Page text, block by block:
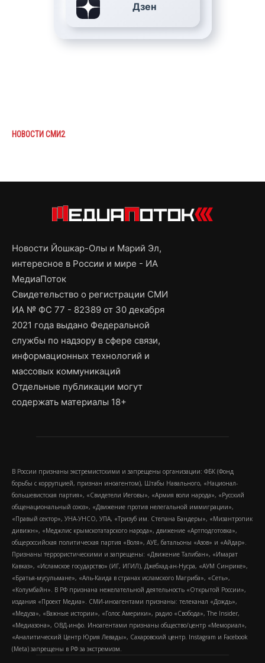
Дзен
НОВОСТИ СМИ2
Новости Йошкар-Олы и Марий Эл,
интересное в России и мире - ИА
МедиаПоток
Свидетельство о регистрации СМИ
ИА № ФС 77 - 82389 от 30 декабря
2021 года выдано Федеральной
службы по надзору в сфере связи,
информационных технологий и
массовых коммуникаций
Отдельные публикации могут
содержать материалы 18+
В России признаны экстремистскими и запрещены организации: ФБК (Фонд
борьбы с коррупцией, признан иноагентом), Штабы Навального, «Национал-
большевистская партия», «Свидетели Иеговы», «Армия воли народа», «Русский
общенациональный союз», «Движение против нелегальной иммиграции»,
«Правый сектор», УНА-УНСО, УПА, «Тризуб им. Степана Бандеры», «Мизантропик
дивижн», «Меджлис крымскотатарского народа», движение «Артподготовка»,
общероссийская политическая партия «Воля», АУЕ, батальоны «Азов» и «Айдар».
Признаны террористическими и запрещены: «Движение Талибан», «Имарат
Кавказ», «Исламское государство» (ИГ, ИГИЛ), Джебхад-ан-Нусра, «АУМ Синрике»,
«Братья-мусульмане», «Аль-Каида в странах исламского Магриба», «Сеть»,
«Колумбайн». В РФ признана нежелательной деятельность «Открытой России»,
издания «Проект Медиа». СМИ-иноагентами признаны: телеканал «Дождь»,
«Медуза», «Важные истории», «Голос Америки», радио «Свобода», The Insider,
«Медиазона», ОВД-инфо. Иноагентами признаны общество/центр «Мемориал»,
«Аналитический Центр Юрия Левады», Сахаровский центр. Instagram и Facebook
(Metа) запрещены в РФ за экстремизм.